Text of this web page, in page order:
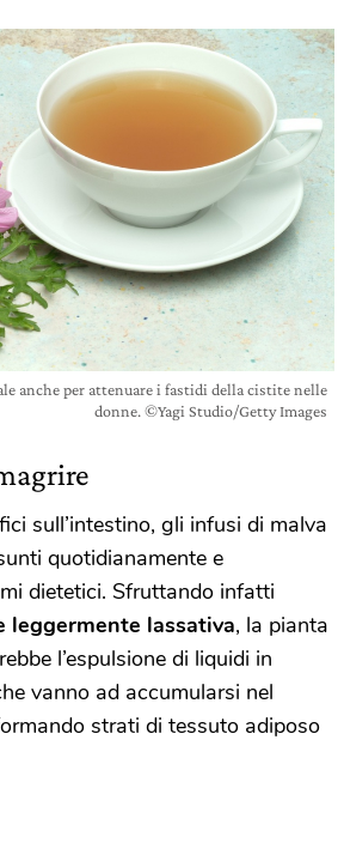
anche per attenuare i fastidi della cistite nelle
donne. ©Yagi Studio/Getty Images
sull’intestino, gli infusi di malva
quotidianamente e
dietetici. Sfruttando infatti
leggermente lassativa, la pianta
l’espulsione di liquidi in
vanno ad accumularsi nel
strati di tessuto adiposo